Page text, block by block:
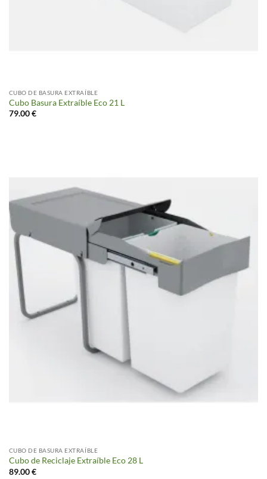
CUBO DE BASURA EXTRAÍBLE
Cubo Basura Extraíble Eco 21 L
79.00€
CUBO DE BASURA EXTRAÍBLE
Cubo de Reciclaje Extraíble Eco 28 L
89.00€